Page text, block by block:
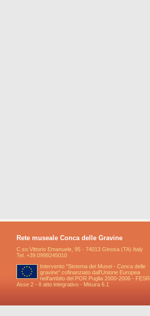
Rete museale Conca delle Gravine
C.so Vittorio Emanuele, 95 - 74013 Ginosa (TA) Italy
Tel. +39.0998245010
Intervento "Sistema dei Musei - Conca delle
gravine" cofinanziato dall'Unione Europea
nell'ambito del POR Puglia 2000-2006 - FESR
Asse 2 - II atto integrativo - Misura 6.1